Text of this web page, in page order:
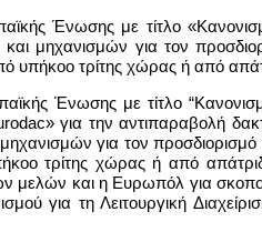
Ένωσης με τίτλο
μηχανισμών για τον
υπήκοο τρίτης χώρας ή από
Ένωσης με τίτλο
για την αντιπαραβολή
για τον
τρίτης χώρας ή από
και η Ευρωπόλ για
για τη Λειτουργική